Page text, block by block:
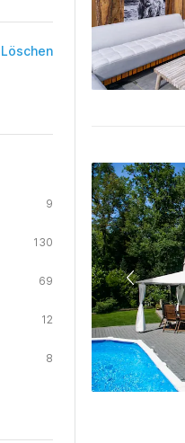
Löschen
9
130
69
12
8